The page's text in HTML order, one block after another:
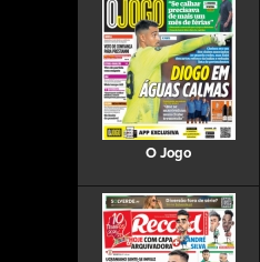
O Jogo